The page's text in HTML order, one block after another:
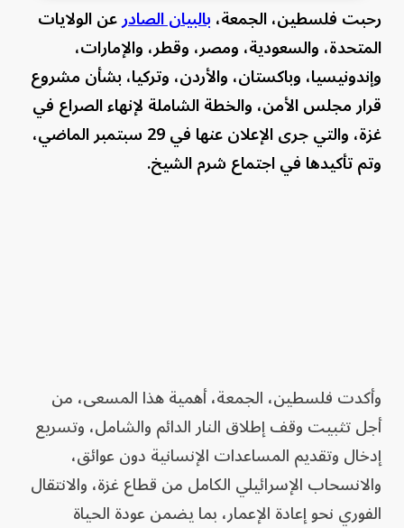
رحبت فلسطين، الجمعة،بالبيان الصادرعن الولايات
المتحدة، والسعودية، ومصر، وقطر، والإمارات،
وإندونيسيا، وباكستان، والأردن، وتركيا، بشأن مشروع
قرار مجلس الأمن، والخطة الشاملة لإنهاء الصراع في
غزة، والتي جرى الإعلان عنها في 29 سبتمبر الماضي،
وتم تأكيدها في اجتماع شرم الشيخ.
وأكدت فلسطين، الجمعة، أهمية هذا المسعى، من
أجل تثبيت وقف إطلاق النار الدائم والشامل، وتسريع
إدخال وتقديم المساعدات الإنسانية دون عوائق،
والانسحاب الإسرائيلي الكامل من قطاع غزة، والانتقال
الفوري نحو إعادة الإعمار، بما يضمن عودة الحياة